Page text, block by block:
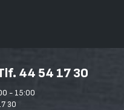
44 54 17 30
- 15:00
30